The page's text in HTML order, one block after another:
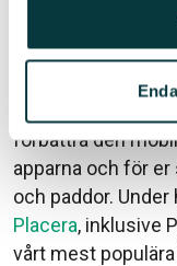
förbättra den
apparna och för
och paddor.
Placera, inklusive
vårt mest